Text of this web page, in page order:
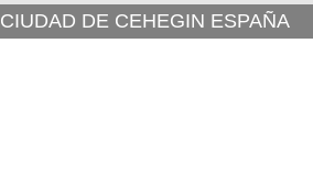
DE CEHEGIN ESPAÑA